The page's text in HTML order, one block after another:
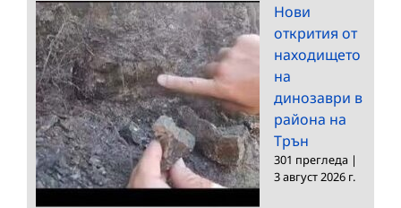
Нови
открития от
находището
на
динозаври в
района на
Трън
301 прегледа |
3 август 2026 г.